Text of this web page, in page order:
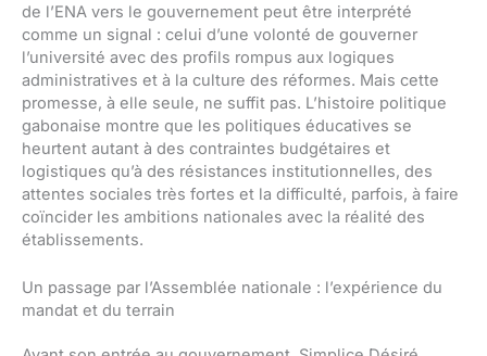
de l’ENA vers le gouvernement peut être interprété
comme un signal : celui d’une volonté de gouverner
l’université avec des profils rompus aux logiques
administratives et à la culture des réformes. Mais cette
promesse, à elle seule, ne suffit pas. L’histoire politique
gabonaise montre que les politiques éducatives se
heurtent autant à des contraintes budgétaires et
logistiques qu’à des résistances institutionnelles, des
attentes sociales très fortes et la difficulté, parfois, à faire
coïncider les ambitions nationales avec la réalité des
établissements.
Un passage par l’Assemblée nationale : l’expérience du
mandat et du terrain